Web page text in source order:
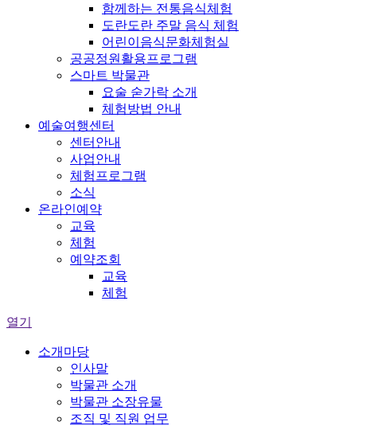
함께하는 전통음식체험
도란도란 주말 음식 체험
어린이음식문화체험실
공공정원활용프로그램
스마트 박물관
요술 숟가락 소개
체험방법 안내
예술여행센터
센터안내
사업안내
체험프로그램
소식
온라인예약
교육
체험
예약조회
교육
체험
열기
소개마당
인사말
박물관 소개
박물관 소장유물
조직 및 직원 업무